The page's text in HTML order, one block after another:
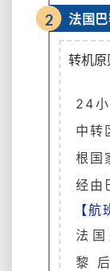
2 法国
转机原
24
中转
根国
经由
【航
法
黎